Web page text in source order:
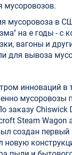
мусоровозов.
мусоровоза в
на е годы - с
вагоны и
для вывоза
инноваций в
мусоровозы
заказу Chiswick
Steam Wagon
создан первый
новую